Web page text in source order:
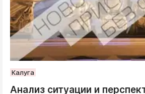
Калуга
Анализ ситуации и